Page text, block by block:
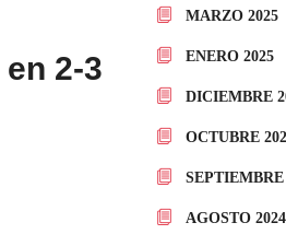
2-3
MARZO 2025
ENERO 2025
DICIEMBRE
OCTUBRE
SEPTIEMBRE
AGOSTO 2024